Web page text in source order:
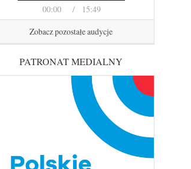
00:00 15:49
Zobacz pozostałe audycje
PATRONAT MEDIALNY